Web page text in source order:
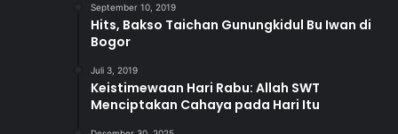
September 10, 2019
Hits, Bakso Taichan Gunungkidul Bu Iwan di
Bogor
Juli 3, 2019
Keistimewaan Hari Rabu: Allah SWT
Menciptakan Cahaya pada Hari Itu